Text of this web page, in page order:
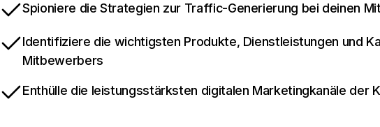
Spioniere die Strategien zur Traffic-Generierung bei deinen
Identifiziere die wichtigsten Produkte, Dienstleistungen und
Mitbewerbers
Enthülle die leistungsstärksten digitalen Marketingkanäle der